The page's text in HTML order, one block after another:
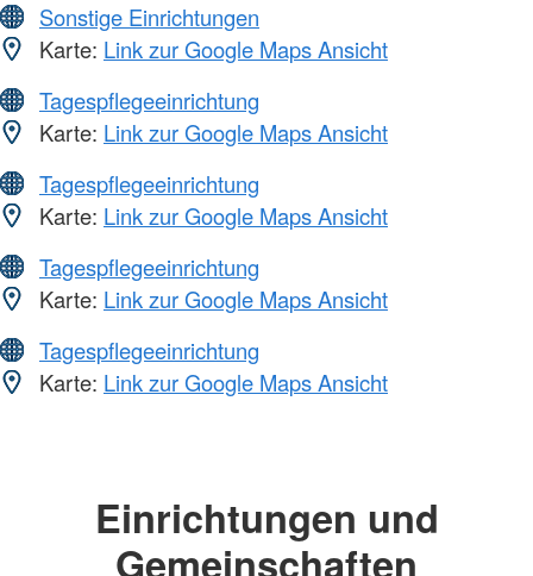
Sonstige Einrichtungen
Karte: Link zur Google Maps Ansicht
Tagespflegeeinrichtung
Karte: Link zur Google Maps Ansicht
Tagespflegeeinrichtung
Karte: Link zur Google Maps Ansicht
Tagespflegeeinrichtung
Karte: Link zur Google Maps Ansicht
Tagespflegeeinrichtung
Karte: Link zur Google Maps Ansicht
Einrichtungen und
Gemeinschaften